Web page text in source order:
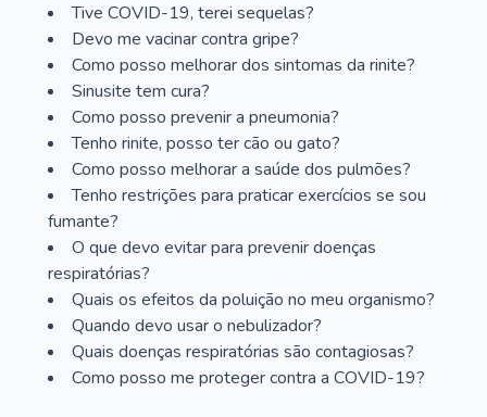
Tive COVID-19, terei sequelas?
Devo me vacinar contra gripe?
Como posso melhorar dos sintomas da rinite?
Sinusite tem cura?
Como posso prevenir a pneumonia?
Tenho rinite, posso ter cão ou gato?
Como posso melhorar a saúde dos pulmões?
Tenho restrições para praticar exercícios se sou
fumante?
O que devo evitar para prevenir doenças
respiratórias?
Quais os efeitos da poluição no meu organismo?
Quando devo usar o nebulizador?
Quais doenças respiratórias são contagiosas?
Como posso me proteger contra a COVID-19?